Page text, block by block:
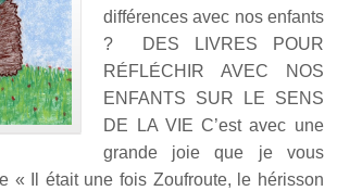
différences avec nos enfants
? DES LIVRES POUR
RÉFLÉCHIR AVEC NOS
ENFANTS SUR LE SENS
DE LA VIE C’est avec une
grande joie que je vous
« Il était une fois Zoufroute, le hérisson